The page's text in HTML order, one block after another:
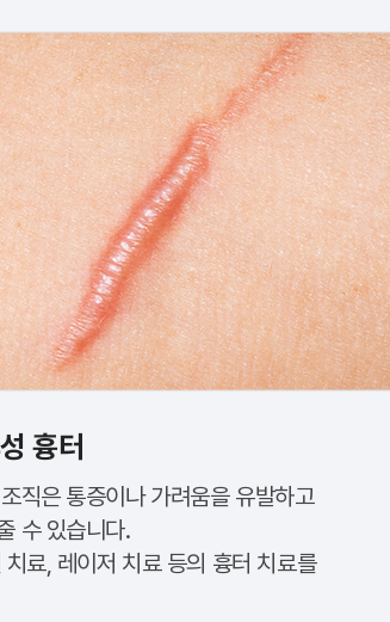
흉터
직은 통증이나 가려움을 유발하고
수 있습니다.
료, 레이저 치료 등의 흉터 치료를